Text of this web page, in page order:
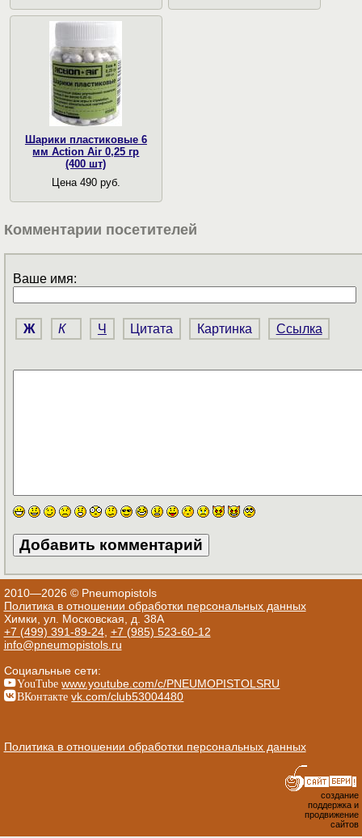
Шарики пластиковые 6
мм Action Air 0,25 гр
(400 шт)
Цена 490 руб.
Комментарии посетителей
Ваше имя:
Ж К Ч Цитата Картинка Ссылка
2010—2026 © Pneumopistols
Политика в отношении обработки персональных данных
Химки, ул. Московская, д. 38А
+7 (499) 391-89-24, +7 (985) 523-60-12
info@pneumopistols.ru
Социальные сети:
YouTube www.youtube.com/c/PNEUMOPISTOLSRU
ВКонтакте vk.com/club53004480
Политика в отношении обработки персональных данных
создание
поддержка и
продвижение
сайтов